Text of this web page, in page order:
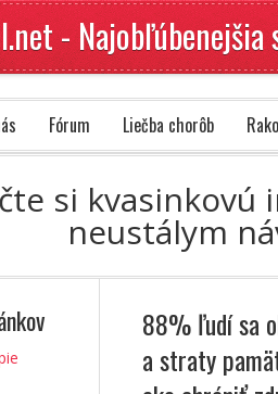
-
Fórum Liečba chorôb
si
neustálym
88% ľudí sa
a straty